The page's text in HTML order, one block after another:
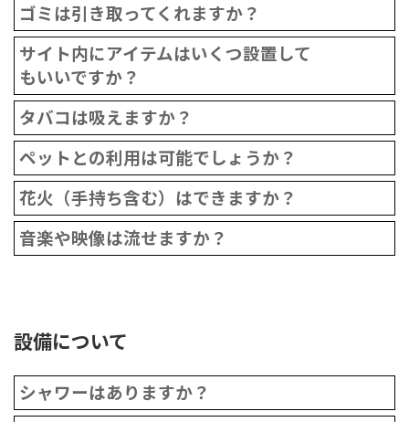
ゴミは引き取ってくれますか？
サイト内にアイテムはいくつ設置して
もいいですか？
タバコは吸えますか？
ペットとの利用は可能でしょうか？
花火（手持ち含む）はできますか？
音楽や映像は流せますか？
設備について
シャワーはありますか？